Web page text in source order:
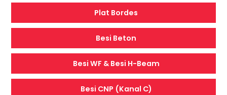
Plat Bordes
Besi Beton
Besi WF & Besi H-Beam
Besi CNP (Kanal C)